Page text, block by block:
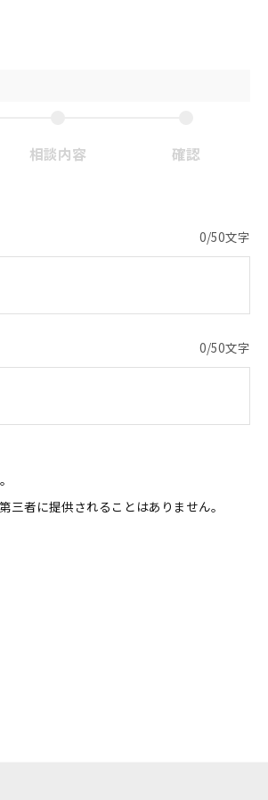
相談内容 確認
0/50文字
50文字のうち
0/50文字
50文字のうち
者に提供されることはありません。